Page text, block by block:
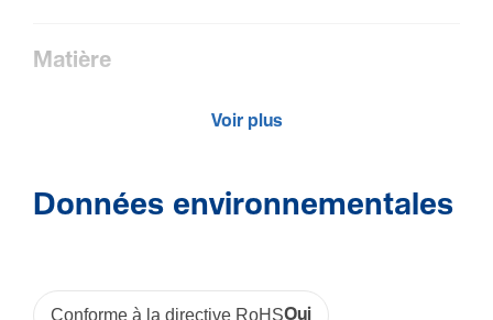
Matière
Blanc
Voir plus
Données environnementales
Conforme à la directive RoHSOui